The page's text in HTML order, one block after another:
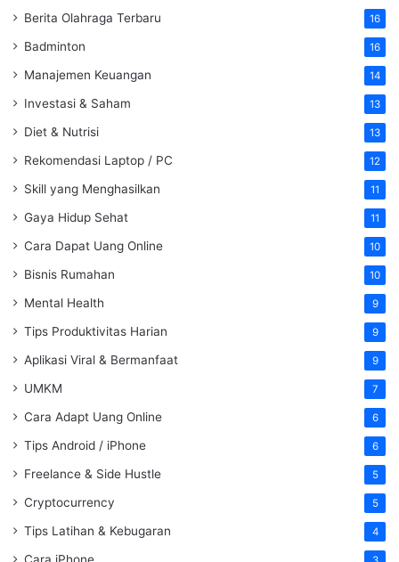
Berita Olahraga Terbaru 16
Badminton 16
Manajemen Keuangan 14
Investasi & Saham 13
Diet & Nutrisi 13
Rekomendasi Laptop / PC 12
Skill yang Menghasilkan 11
Gaya Hidup Sehat 11
Cara Dapat Uang Online 10
Bisnis Rumahan 10
Mental Health 9
Tips Produktivitas Harian 9
Aplikasi Viral & Bermanfaat 9
UMKM 7
Cara Adapt Uang Online 6
Tips Android / iPhone 6
Freelance & Side Hustle 5
Cryptocurrency 5
Tips Latihan & Kebugaran 4